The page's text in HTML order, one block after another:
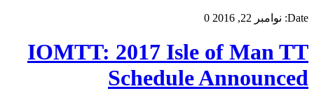
Date: نوامبر 22, 2016 0
IOMTT: 2017 Isle of Man TT
Schedule Announced